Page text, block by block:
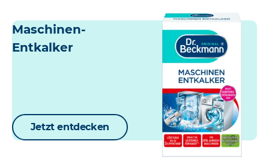
Maschinen-
Entkalker
Jetzt entdecken